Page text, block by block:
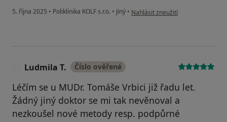
5. října 2025 • Poliklinika KOLF s.r.o. • Jiný • podle názoru uživatele Michaela
Nahlásit zneužití
Ludmila T. Číslo ověřené
Léčím se u MUDr. Tomáše Vrbici již řadu let.
Žádný jiný doktor se mi tak nevěnoval a
nezkoušel nové metody resp. podpůrné